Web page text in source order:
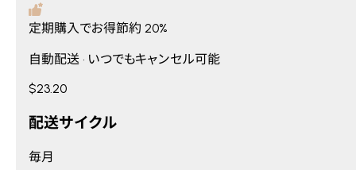
定期購入でお得節約 20%
自動配送 • いつでもキャンセル可能
$23.20
配送サイクル
毎月